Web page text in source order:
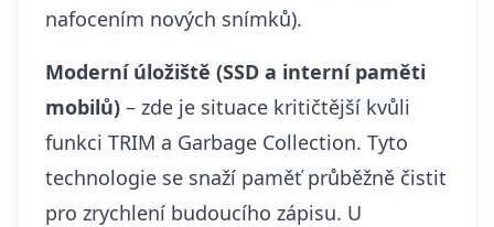
nafocením nových snímků).
Moderní úložiště (SSD a interní paměti
mobilů) – zde je situace kritičtější kvůli
funkci TRIM a Garbage Collection. Tyto
technologie se snaží paměť průběžně čistit
pro zrychlení budoucího zápisu. U